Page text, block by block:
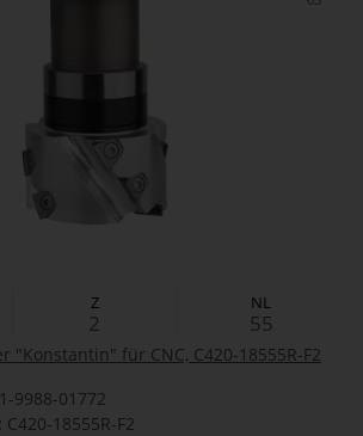
Z
2
NL
55
"Konstantin" für CNC, C420-18555R-F2
9988-01772
C420-18555R-F2